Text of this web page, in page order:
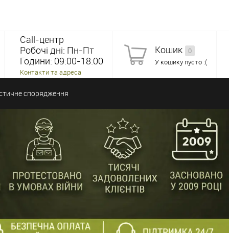
Call-центр
Робочі дні: Пн-Пт
Години: 09:00-18:00
Контакти та адреса
Кошик
0
У кошику пусто :(
спорядження